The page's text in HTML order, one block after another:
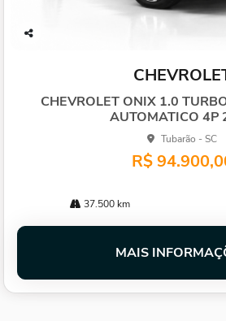
CHEVROLET ONIX 1.0
AUTOMATICO 4P
Tubarão - SC
R$
37.500 km
MAIS